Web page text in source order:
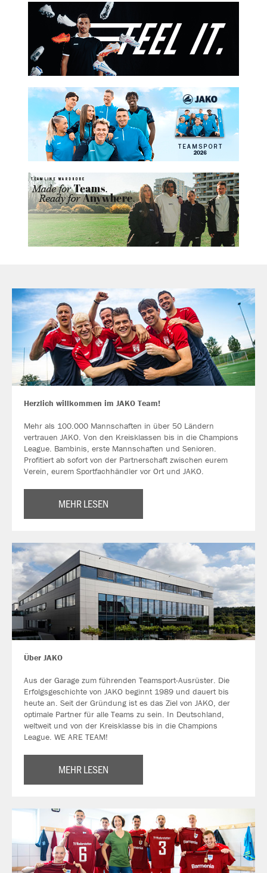
Herzlich willkommen im JAKO Team!
Mehr als 100.000 Mannschaften in über 50 Ländern
vertrauen JAKO. Von den Kreisklassen bis in die Champions
League. Bambinis, erste Mannschaften und Senioren.
Profitiert ab sofort von der Partnerschaft zwischen eurem
Verein, eurem Sportfachhändler vor Ort und JAKO.
MEHR LESEN
Über JAKO
Aus der Garage zum führenden Teamsport-Ausrüster. Die
Erfolgsgeschichte von JAKO beginnt 1989 und dauert bis
heute an. Seit der Gründung ist es das Ziel von JAKO, der
optimale Partner für alle Teams zu sein. In Deutschland,
weltweit und von der Kreisklasse bis in die Champions
League. WE ARE TEAM!
MEHR LESEN